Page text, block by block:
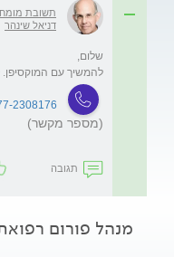
תשובת
דניאל שינהר
להמשיך עם
2308176
(מספר מקשר)
תגובה
מנהל פורום